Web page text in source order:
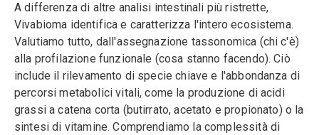
A differenza di altre analisi intestinali più ristrette,
Vivabioma identifica e caratterizza l'intero ecosistema.
Valutiamo tutto, dall'assegnazione tassonomica (chi c'è)
alla profilazione funzionale (cosa stanno facendo). Ciò
include il rilevamento di specie chiave e l'abbondanza di
percorsi metabolici vitali, come la produzione di acidi
grassi a catena corta (butirrato, acetato e propionato) o la
sintesi di vitamine. Comprendiamo la complessità di